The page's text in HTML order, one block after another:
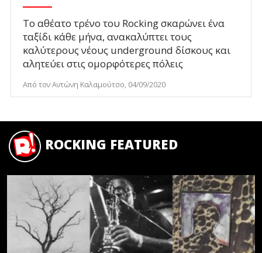
Το αθέατο τρένο του Rocking σκαρώνει ένα
ταξίδι κάθε μήνα, ανακαλύπτει τους
καλύτερους νέους underground δίσκους και
αλητεύει στις ομορφότερες πόλεις
Από τον Αντώνη Καλαμούτσο, 04/09/2020
ROCKING FEATURED